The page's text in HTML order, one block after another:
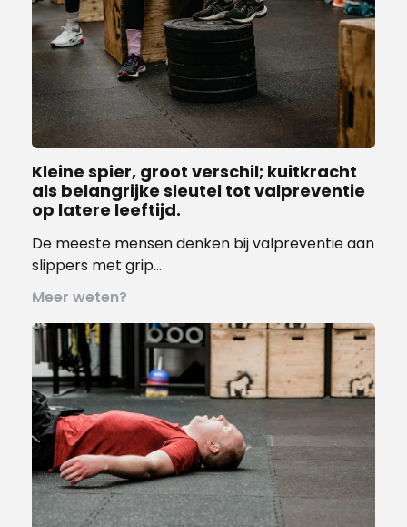
Kleine spier, groot verschil; kuitkracht
als belangrijke sleutel tot valpreventie
op latere leeftijd.
De meeste mensen denken bij valpreventie aan
slippers met grip…
Meer weten?